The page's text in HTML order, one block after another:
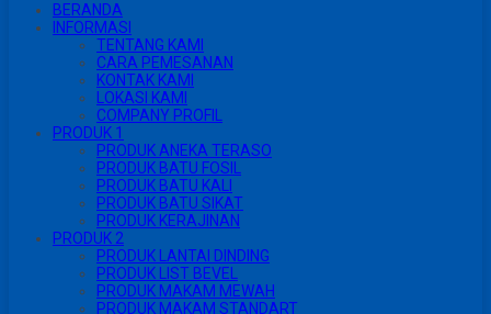
BERANDA
INFORMASI
TENTANG KAMI
CARA PEMESANAN
KONTAK KAMI
LOKASI KAMI
COMPANY PROFIL
PRODUK 1
PRODUK ANEKA TERASO
PRODUK BATU FOSIL
PRODUK BATU KALI
PRODUK BATU SIKAT
PRODUK KERAJINAN
PRODUK 2
PRODUK LANTAI DINDING
PRODUK LIST BEVEL
PRODUK MAKAM MEWAH
PRODUK MAKAM STANDART